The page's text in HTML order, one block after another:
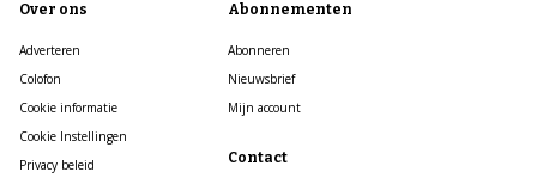
Over ons
Adverteren
Colofon
Cookie informatie
Cookie Instellingen
Privacy beleid
Abonnementen
Abonneren
Nieuwsbrief
Mijn account
Contact